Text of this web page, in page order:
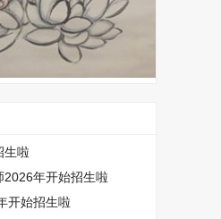
生啦
2026年开始招生啦
开始招生啦